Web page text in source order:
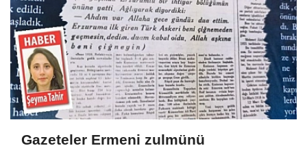
Gazeteler Ermeni zulmünü